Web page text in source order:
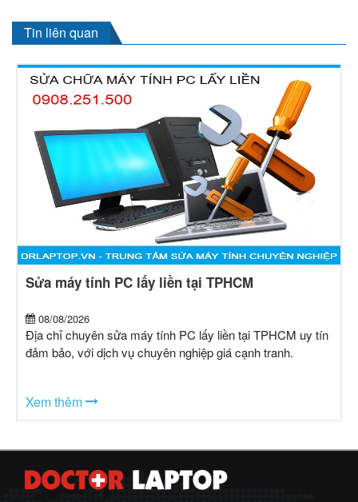
Tin liên quan
Sửa máy tính PC lấy liền tại TPHCM
08/08/2026
Địa chỉ chuyên sửa máy tính PC lấy liền tại TPHCM uy tín
đảm bảo, với dịch vụ chuyên nghiệp giá cạnh tranh.
Xem thêm